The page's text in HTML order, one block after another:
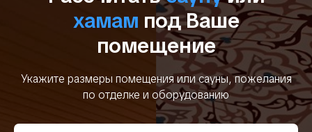
хамам под Ваше
помещение
Укажите размеры помещения или сауны, пожелания
по отделке и оборудованию